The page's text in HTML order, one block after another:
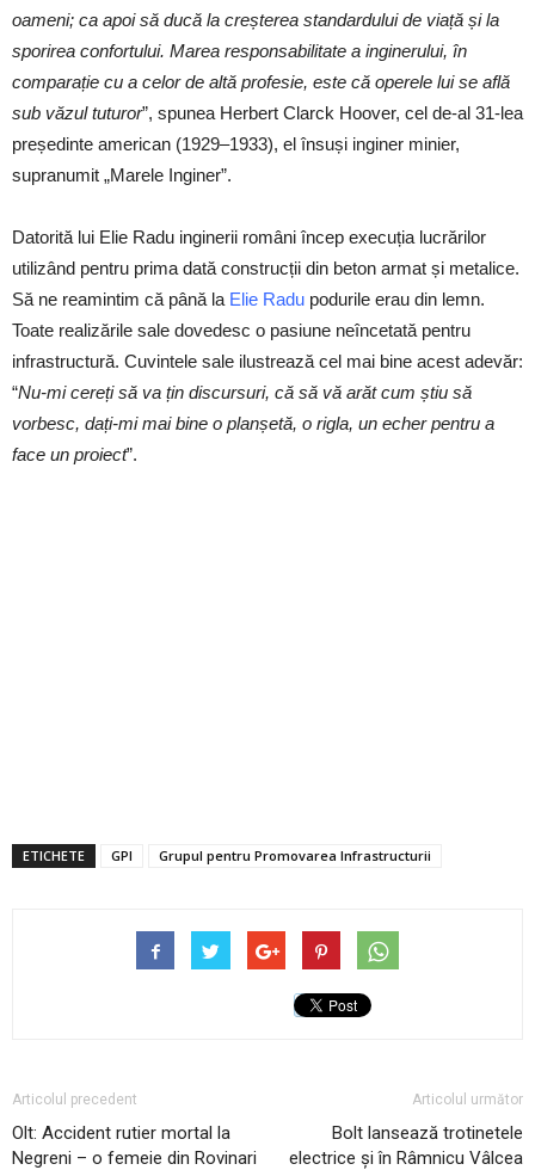
oameni; ca apoi să ducă la creșterea standardului de viață și la
sporirea confortului. Marea responsabilitate a inginerului, în
comparație cu a celor de altă profesie, este că operele lui se află
sub văzul tuturor”, spunea Herbert Clarck Hoover, cel de-al 31-lea
președinte american (1929–1933), el însuși inginer minier,
supranumit „Marele Inginer”.
Datorită lui Elie Radu inginerii români încep execuția lucrărilor
utilizând pentru prima dată construcții din beton armat și metalice.
Să ne reamintim că până la Elie Radu podurile erau din lemn.
Toate realizările sale dovedesc o pasiune neîncetată pentru
infrastructură. Cuvintele sale ilustrează cel mai bine acest adevăr:
“Nu-mi cereți să va țin discursuri, că să vă arăt cum știu să
vorbesc, dați-mi mai bine o planșetă, o rigla, un echer pentru a
face un proiect”.
ETICHETE GPI Grupul pentru Promovarea Infrastructurii
Articolul precedent
Olt: Accident rutier mortal la
Negreni – o femeie din Rovinari
Articolul următor
Bolt lansează trotinetele
electrice și în Râmnicu Vâlcea